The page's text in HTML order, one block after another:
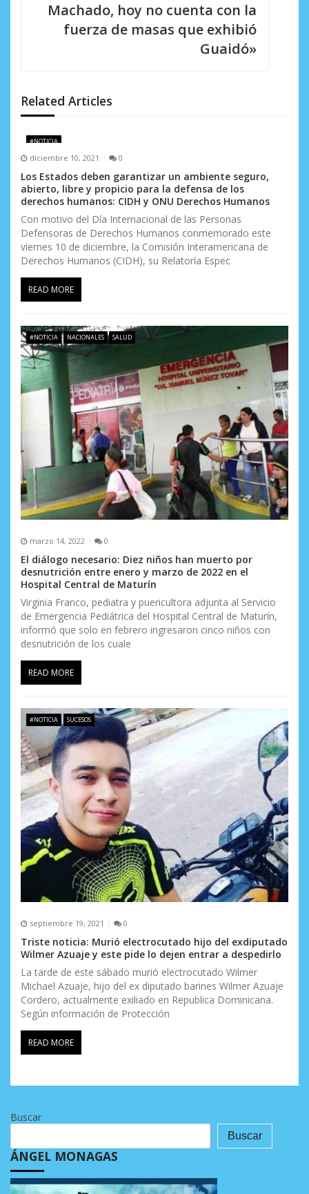
e
n
t
r
a
d
a
Machado, hoy no cuenta con la
fuerza de masas que exhibió
Guaidó»
Related Articles
#NOTICIA
diciembre 10, 2021 0
Los Estados deben garantizar un ambiente seguro,
abierto, libre y propicio para la defensa de los
derechos humanos: CIDH y ONU Derechos Humanos
Con motivo del Día Internacional de las Personas
Defensoras de Derechos Humanos conmemorado este
viernes 10 de diciembre, la Comisión Interamericana de
Derechos Humanos (CIDH), su Relatoría Espec
READ MORE
#NOTICIA NACIONALES SALUD
marzo 14, 2022 0
El diálogo necesario: Diez niños han muerto por
desnutrición entre enero y marzo de 2022 en el
Hospital Central de Maturín
Virginia Franco, pediatra y puericultora adjunta al Servicio
de Emergencia Pediátrica del Hospital Central de Maturín,
informó que solo en febrero ingresaron cinco niños con
desnutrición de los cuale
READ MORE
#NOTICIA SUCESOS
septiembre 19, 2021 0
Triste noticia: Murió electrocutado hijo del exdiputado
Wilmer Azuaje y este pide lo dejen entrar a despedirlo
La tarde de este sábado murió electrocutado Wilmer
Michael Azuaje, hijo del ex diputado barines Wilmer Azuaje
Cordero, actualmente exiliado en Republica Dominicana.
Según información de Protección
READ MORE
Buscar
Buscar
ÁNGEL MONAGAS